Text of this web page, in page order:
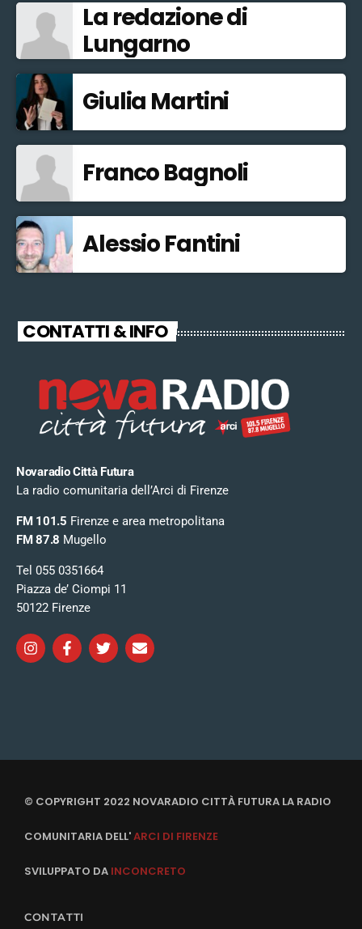
La redazione di
Lungarno
Giulia Martini
Franco Bagnoli
Alessio Fantini
CONTATTI & INFO
Novaradio Città Futura
La radio comunitaria dell’Arci di Firenze
FM 101.5 Firenze e area metropolitana
FM 87.8 Mugello
Tel 055 0351664
Piazza de’ Ciompi 11
50122 Firenze
© COPYRIGHT 2022 NOVARADIO CITTÀ FUTURA LA RADIO
COMUNITARIA DELL'ARCI DI FIRENZE
SVILUPPATO DA INCONCRETO
CONTATTI